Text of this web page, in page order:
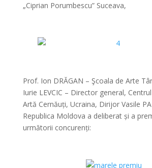
„Ciprian Porumbescu” Suceava,
Prof. Ion DRĂGAN – Şcoala de Arte
Iurie LEVCIC – Director general,
Artă Cernăuți, Ucraina, Dirijor Vasile
Republica Moldova a deliberat și a
următorii concurenți: